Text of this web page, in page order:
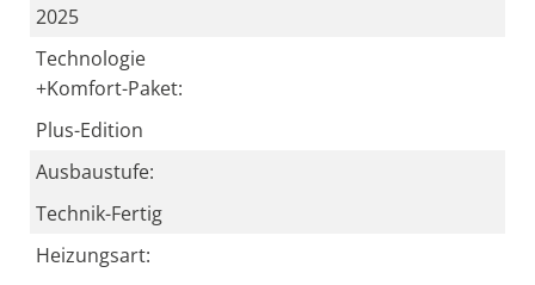
2025
Technologie
+Komfort-Paket:
Plus-Edition
Ausbaustufe:
Technik-Fertig
Heizungsart: